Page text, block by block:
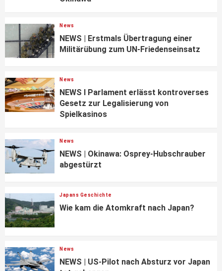
News
NEWS | Erstmals Übertragung einer
Militärübung zum UN-Friedenseinsatz
News
NEWS I Parlament erlässt kontroverses
Gesetz zur Legalisierung von
Spielkasinos
News
NEWS | Okinawa: Osprey-Hubschrauber
abgestürzt
Japans Geschichte
Wie kam die Atomkraft nach Japan?
News
NEWS | US-Pilot nach Absturz vor Japan